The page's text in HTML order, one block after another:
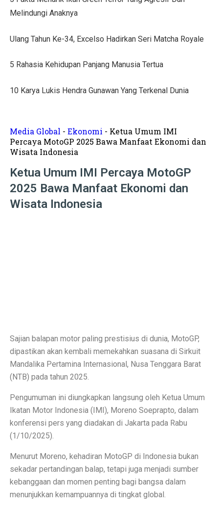
Tips Menata Hiasan Dinding untuk Ruang Tamu Estetis
Harga Kusen UPVC vs Aluminium, Ketahui
Tanda-Tanda Kanker Payudara yang Sering Diabaikan
Tren Rumah Scandinavian: Ciri Khas dan Aturan Desain
Anti Ribet, Gaya Hias Dinding Modern dari Stik Es
Idaman! 10 Desain Wajib untuk Rumah Sempit
5 Cara Menyemprot Dinding Basah agar Rapi dan Awet!
Mewah dan Megah, 10 Rumah Terbesar di Dunia!
5 Ciri Interior Rumah Scandinavian yang Sederhana
Tugas dan Wewenang OJK, Regulator dari Krisis
5 Rekomendasi Film Park Chan Wook yang Harus
Ulang Tahun ke-34, Excelso Hadirkan Seri Matcha
5 Rahasia Kehidupan Panjang Manusia Tertua
10 Karya Lukis Hendra Gunawan yang Terkenal Dunia
Casa Modena, Kafe Rumah yang Nyaman di Modena
Melindungi Anaknya
Ulang Tahun Ke-34, Excelso Hadirkan Seri Matcha Royale
5 Rahasia Kehidupan Panjang Manusia Tertua
10 Karya Lukis Hendra Gunawan Yang Terkenal Dunia
Media Global - Ekonomi - Ketua Umum IMI
Percaya MotoGP 2025 Bawa Manfaat Ekonomi dan
Wisata Indonesia
Ketua Umum IMI Percaya MotoGP
2025 Bawa Manfaat Ekonomi dan
Wisata Indonesia
Sajian balapan motor paling prestisius di dunia, MotoGP,
dipastikan akan kembali memekahkan suasana di Sirkuit
Mandalika Pertamina Internasional, Nusa Tenggara Barat
(NTB) pada tahun 2025.
Pengumuman ini diungkapkan langsung oleh Ketua Umum
Ikatan Motor Indonesia (IMI), Moreno Soeprapto, dalam
konferensi pers yang diadakan di Jakarta pada Rabu
(1/10/2025).
Menurut Moreno, kehadiran MotoGP di Indonesia bukan
sekadar pertandingan balap, tetapi juga menjadi sumber
kebanggaan dan momen penting bagi bangsa dalam
menunjukkan kemampuannya di tingkat global.